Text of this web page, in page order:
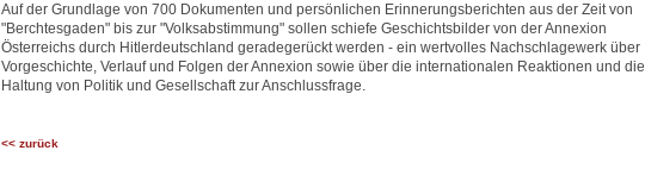
Auf der Grundlage von 700 Dokumenten und persönlichen Erinnerungsberichten aus der Zeit von
"Berchtesgaden" bis zur "Volksabstimmung" sollen schiefe Geschichtsbilder von der Annexion
Österreichs durch Hitlerdeutschland geradegerückt werden - ein wertvolles Nachschlagewerk über
Vorgeschichte, Verlauf und Folgen der Annexion sowie über die internationalen Reaktionen und die
Haltung von Politik und Gesellschaft zur Anschlussfrage.
<< zurück